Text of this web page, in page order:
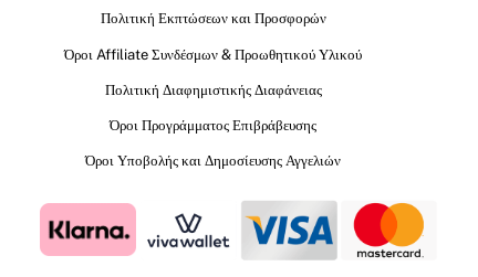
Πολιτική Εκπτώσεων και Προσφορών
Όροι Affiliate Συνδέσμων & Προωθητικού Υλικού
Πολιτική Διαφημιστικής Διαφάνειας
Όροι Προγράμματος Επιβράβευσης
Όροι Υποβολής και Δημοσίευσης Αγγελιών